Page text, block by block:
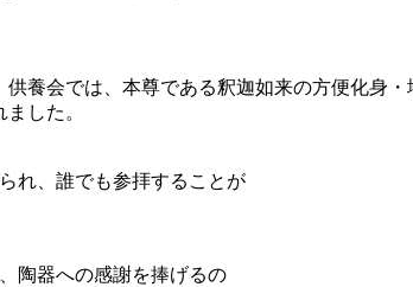
養会では、本尊である釈迦如来の方便化身
した。
れ、誰でも参拝することが
陶器への感謝を捧げるの